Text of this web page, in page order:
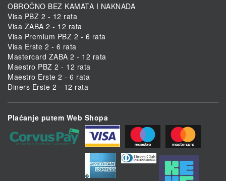
OBROČNO BEZ KAMATA I NAKNADA
Visa PBZ 2 - 12 rata
Visa ZABA 2 - 12 rata
Visa Premium PBZ 2 - 6 rata
Visa Erste 2 - 6 rata
Mastercard ZABA 2 - 12 rata
Maestro PBZ 2 - 12 rata
Maestro Erste 2 - 6 rata
Diners Erste 2 - 12 rata
Plaćanje putem Web Shopa